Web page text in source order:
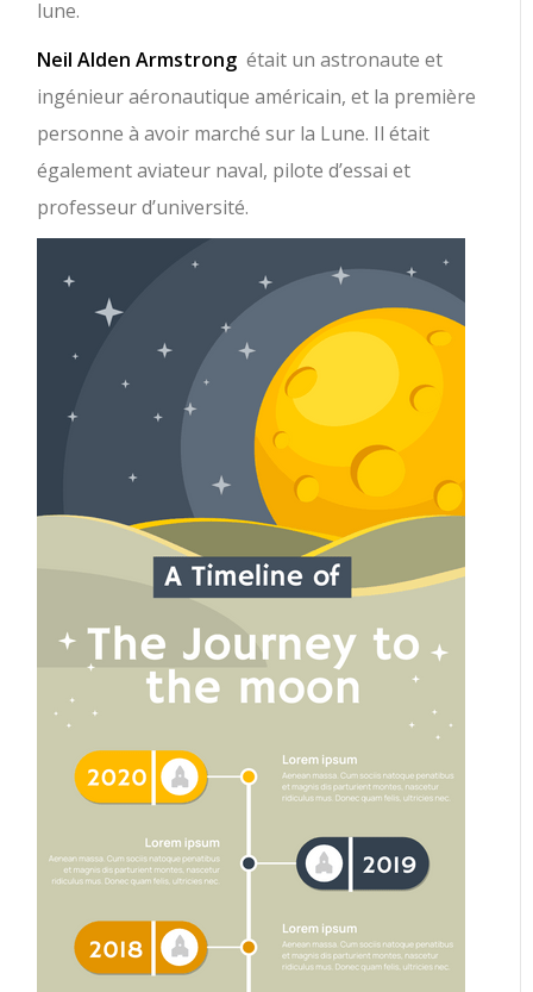
lune.
Neil Alden Armstrong était un astronaute et
ingénieur aéronautique américain, et la première
personne à avoir marché sur la Lune. Il était
également aviateur naval, pilote d’essai et
professeur d’université.